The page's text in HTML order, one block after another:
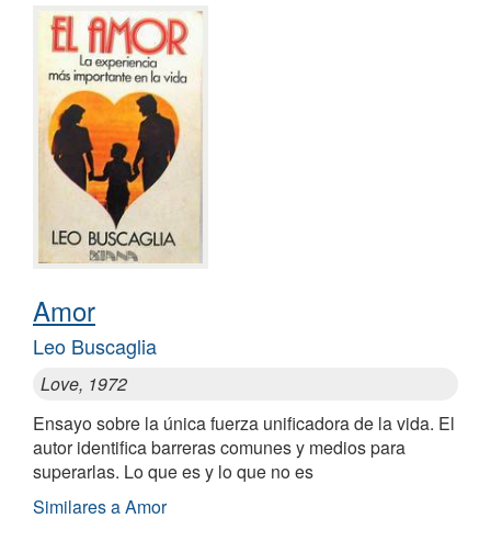
Amor
Leo Buscaglia
Love, 1972
Ensayo sobre la única fuerza unificadora de la vida. El
autor identifica barreras comunes y medios para
superarlas. Lo que es y lo que no es
Similares a Amor